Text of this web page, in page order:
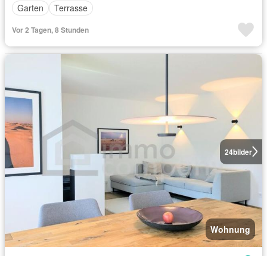
Garten
Terrasse
Vor 2 Tagen, 8 Stunden
24bilder
Wohnung